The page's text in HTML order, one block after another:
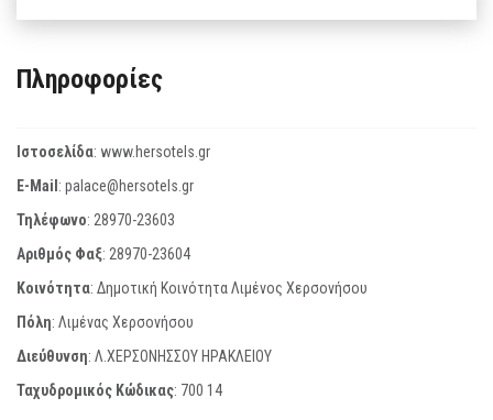
Πληροφορίες
Ιστοσελίδα: www.hersotels.gr
E-Mail: palace@hersotels.gr
Τηλέφωνο: 28970-23603
Αριθμός Φαξ: 28970-23604
Κοινότητα: Δημοτική Κοινότητα Λιμένος Χερσονήσου
Πόλη: Λιμένας Χερσονήσου
Διεύθυνση: Λ.ΧΕΡΣΟΝΗΣΣΟΥ ΗΡΑΚΛΕΙΟΥ
Ταχυδρομικός Κώδικας: 700 14